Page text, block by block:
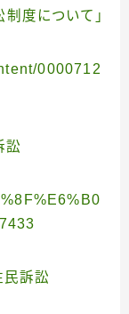
度について」
0000712
訟
民訴訟